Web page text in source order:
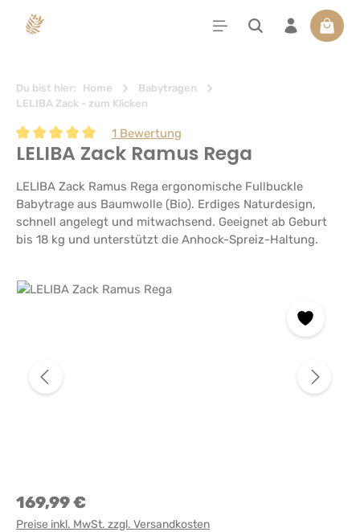
springen
Du bist hier: Home
Babytragen
LELIBA Zack - zum Klicken
Durchschnittliche Bewertung von 5 von 5 Sternen
1 Bewertung
LELIBA Zack Ramus Rega
LELIBA Zack Ramus Rega ergonomische Fullbuckle
Babytrage aus Baumwolle (Bio). Erdiges Naturdesign,
schnell angelegt und mitwachsend. Geeignet ab Geburt
bis 18 kg und unterstützt die Anhock-Spreiz-Haltung.
Bildergalerie überspringen
169,99 €
Preise inkl. MwSt. zzgl. Versandkosten